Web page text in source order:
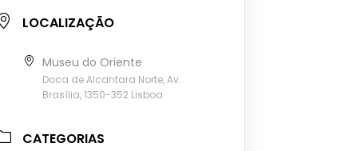
LOCALIZAÇÃO
Museu do Oriente
Doca de Alcantara Norte, Av.
Brasília, 1350-352 Lisboa
CATEGORIAS